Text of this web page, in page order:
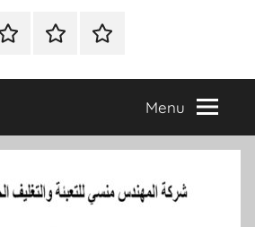
الرئيسيةاتصل
في
Menu